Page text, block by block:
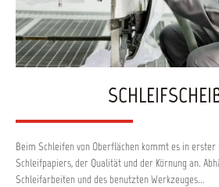
Beim Schleifen von Oberflächen kommt es in
Schleifpapiers, der Qualität und der Körnung an.
Schleifarbeiten und des benutzten Werkzeuges...